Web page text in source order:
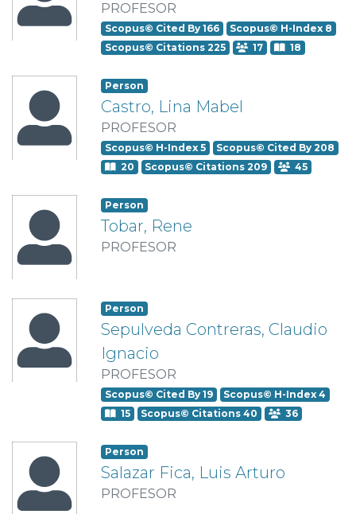
PROFESOR
Scopus© Cited By 166
Scopus© H-Index 8
Scopus© Citations 225
17 18
Person
Castro, Lina Mabel
PROFESOR
Scopus© H-Index 5
Scopus© Cited By 208
20
Scopus© Citations 209 45
Person
Tobar, Rene
PROFESOR
Person
Sepulveda Contreras, Claudio
Ignacio
PROFESOR
Scopus© Cited By 19
Scopus© H-Index 4
15
Scopus© Citations 40 36
Person
Salazar Fica, Luis Arturo
PROFESOR